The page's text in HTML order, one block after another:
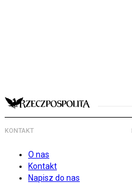
KONTAKT
O nas
Kontakt
Napisz do nas